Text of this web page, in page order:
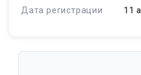
Дата регистрации 11